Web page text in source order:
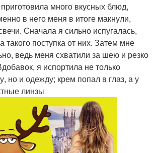
много вкусных блюд,
в него меня в итоге макнули,
Сначала я сильно испугалась,
такого поступка от них. Затем мне
ведь меня схватили за шею и резко
я испортила не только
но и одежду; крем попал в глаз, а у
линзы